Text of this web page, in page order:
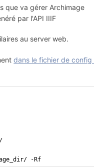
que va gérer Archimage
par l'API IIIF
au server web.
dans le fichier de config
-Rf